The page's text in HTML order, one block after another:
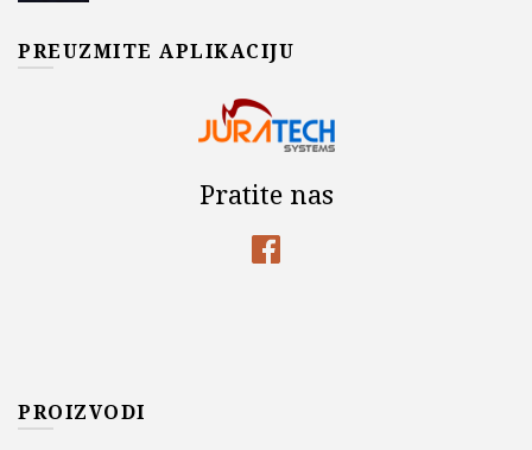
PREUZMITE APLIKACIJU
Pratite nas
PROIZVODI